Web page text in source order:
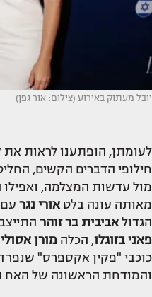
יובל מעתוק באירוע (צילום: אור גפן)
לעומתן, הופתענו לראות את
חילופי הדברים הקשים,
מול עדשות המצלמה,
מאותה עונה בלטאורי נגר
הגדולאביבית בר זוהר
פאני בזוגלו, הכלה מורן
כוכבי "פקין אקספרס"
והמודחת הראשונה של האח